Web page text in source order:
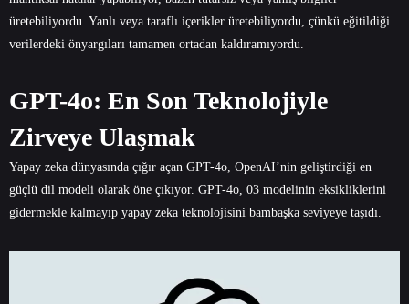
üretebiliyordu. Yanlı veya taraflı içerikler üretebiliyordu, çünkü eğitildiği
verilerdeki önyargıları tamamen ortadan kaldıramıyordu.
GPT-4o: En Son Teknolojiyle
Zirveye Ulaşmak
Yapay zeka dünyasında çığır açan GPT-4o, OpenAI’nin geliştirdiği en
güçlü dil modeli olarak öne çıkıyor. GPT-4o, 03 modelinin eksikliklerini
gidermekle kalmayıp yapay zeka teknolojisini bambaşka seviyeye taşıdı.